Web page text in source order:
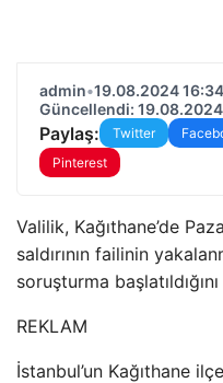
admin•19.08.2024 16:34
Güncellendi:
Paylaş: Twitter
Pinterest
Valilik, Kağıthane’de
saldırının failinin
soruşturma
REKLAM
İstanbul’un Kağıthane